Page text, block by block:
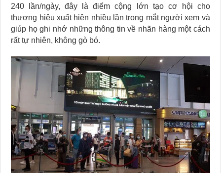
240 lần/ngày, đây là điểm cộng lớn tạo cơ hội cho
thương hiệu xuất hiện nhiều lần trong mắt người xem và
giúp họ ghi nhớ những thông tin về nhãn hàng một cách
rất tự nhiên, không gò bó.